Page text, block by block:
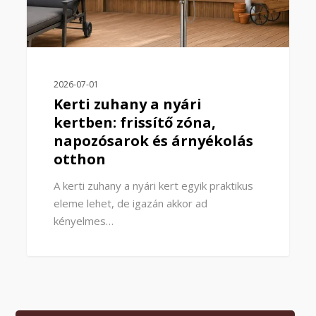
2026-07-01
Kerti zuhany a nyári
kertben: frissítő zóna,
napozósarok és árnyékolás
otthon
A kerti zuhany a nyári kert egyik praktikus
eleme lehet, de igazán akkor ad
kényelmes…